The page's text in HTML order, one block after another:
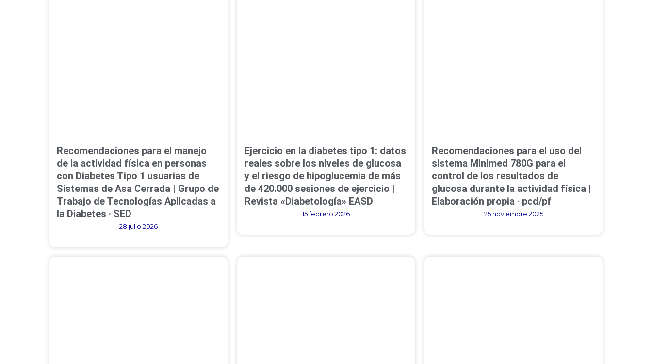
Recomendaciones para el manejo
de la actividad física en personas
con Diabetes Tipo 1 usuarias de
Sistemas de Asa Cerrada | Grupo de
Trabajo de Tecnologías Aplicadas a
la Diabetes · SED
28 julio 2026
Ejercicio en la diabetes tipo 1: datos
reales sobre los niveles de glucosa
y el riesgo de hipoglucemia de más
de 420.000 sesiones de ejercicio |
Revista «Diabetología» EASD
15 febrero 2026
Recomendaciones para el uso del
sistema Minimed 780G para el
control de los resultados de
glucosa durante la actividad física |
Elaboración propia · pcd/pf
25 noviembre 2025